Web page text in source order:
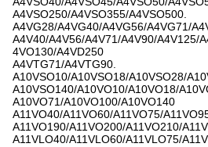
A4VSO250/A4VSO355/A4VSO500.
A4VG28/A4VG40/A4VG56/A4VG71/
A4V40/A4V56/A4V71/A4V90/A4V125/
4VO130/A4VD250
A4VTG71/A4VTG90.
A10VSO10/A10VSO18/A10VSO28/
A10VSO140/A10VO10/A10VO18/
A10VO71/A10VO100/A10VO140
A11VO40/A11VO60/A11VO75/
A11VO190/A11VO200/A11VO210/
A11VLO40/A11VLO60/A11VLO75/